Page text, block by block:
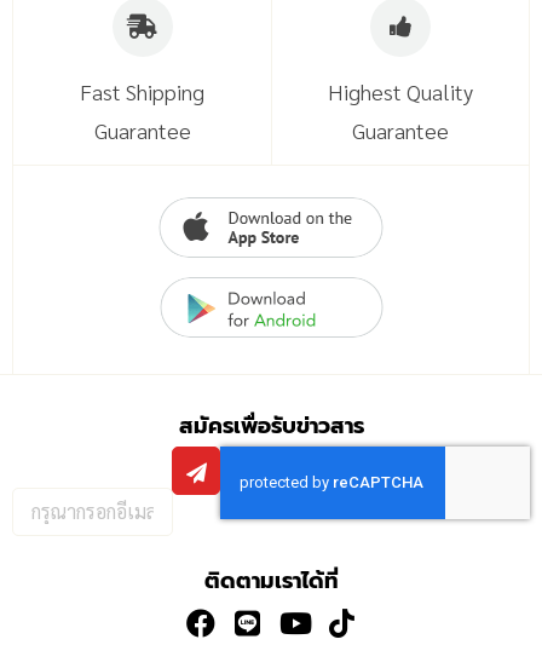
Fast Shipping
Guarantee
Highest Quality
Guarantee
สมัครเพื่อรับข่าวสาร
กรอก
อีเมล
ติดตามเราได้ที่